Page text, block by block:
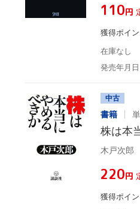
¥110円
獲得ポイ
在庫なし
発売年月
中古
書籍
株は本
木戸次郎
¥220円
獲得ポイ